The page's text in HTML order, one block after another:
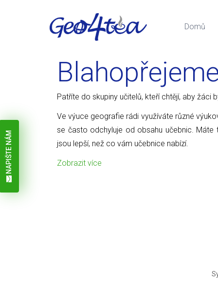
Domů
NAPIŠTE NÁM
Patříte do skupiny učitelů, kteří chtějí, aby
Ve výuce geografie rádi využíváte různé
se často odchyluje od obsahu učebnic.
jsou lepší, než co vám učebnice nabízí.
Zobrazit více